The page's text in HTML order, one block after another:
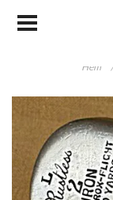
Hem /